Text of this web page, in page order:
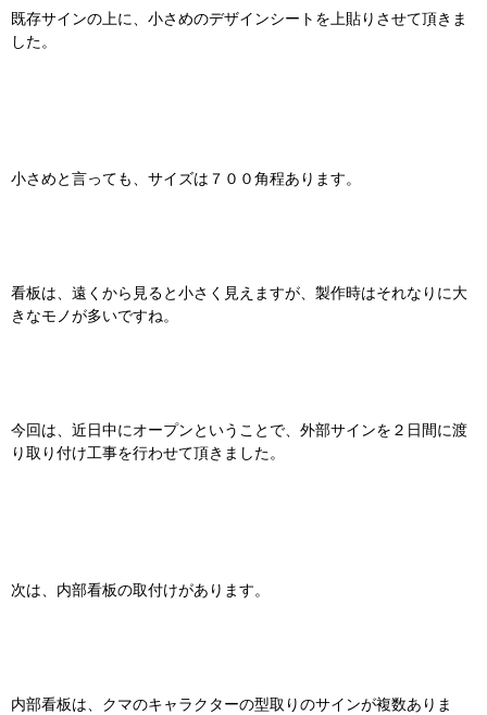
既存サインの上に、小さめのデザインシートを上貼りさせて頂きま
した。
小さめと言っても、サイズは７００角程あります。
看板は、遠くから見ると小さく見えますが、製作時はそれなりに大
きなモノが多いですね。
今回は、近日中にオープンということで、外部サインを２日間に渡
り取り付け工事を行わせて頂きました。
次は、内部看板の取付けがあります。
内部看板は、クマのキャラクターの型取りのサインが複数ありま